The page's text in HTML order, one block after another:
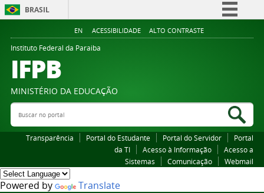
BRASIL
Simplifique!
Legislação
EN ACESSIBILIDADE ALTO CONTRASTE
Instituto Federal da Paraiba
IFPB
MINISTÉRIO DA EDUCAÇÃO
Buscar no portal
Transparência Portal do Estudante Portal do Servidor
Portal
da TI
Acesso à Informação
Acesso a
Sistemas
Comunicação Webmail
Powered by Translate